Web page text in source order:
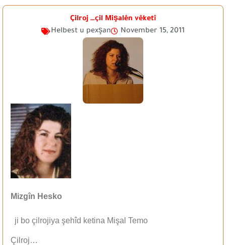
Çilroj …çil Mişalên vêketî
Helbest u pexşan
November 15, 2011
Mizgîn Hesko
ji bo çilrojiya şehîd ketina Mişal Temo
Çilroj…